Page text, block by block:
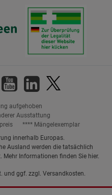
aufgehoben
Ausstattung
**** Mängelexemplar
innerhalb Europas.
Ausland werden die tatsächlich
Mehr Informationen finden Sie hier.
und ggf. zzgl. Versandkosten.